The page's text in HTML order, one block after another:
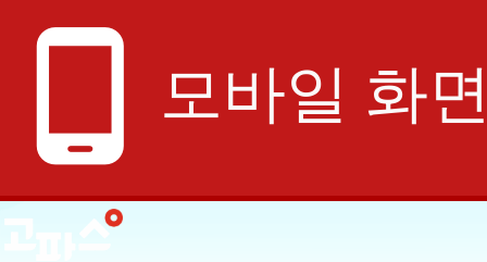
phone_android 모바일 화